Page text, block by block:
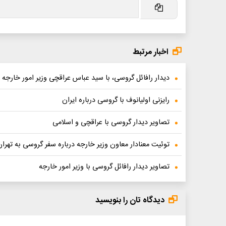
اخبار مرتبط
دیدار رافائل گروسی، با سید عباس عراقچی وزیر امور خارجه
رایزنی اولیانوف با گروسی درباره ایران
تصاویر دیدار گروسی با عراقچی و اسلامی
توئیت معنادار معاون وزیر خارجه درباره سفر گروسی به
تصاویر دیدار رافائل گروسی با وزیر امور خارجه
دیدگاه تان را بنویسید